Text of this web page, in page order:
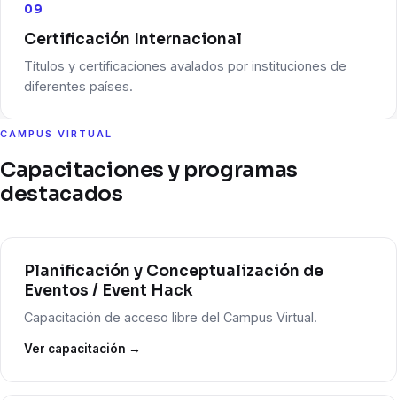
09
Certificación Internacional
Títulos y certificaciones avalados por instituciones de
diferentes países.
CAMPUS VIRTUAL
Capacitaciones y programas
destacados
Planificación y Conceptualización de
Eventos / Event Hack
Capacitación de acceso libre del Campus Virtual.
Ver capacitación →